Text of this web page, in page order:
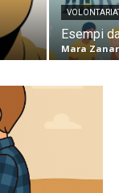
Esempi
Mara